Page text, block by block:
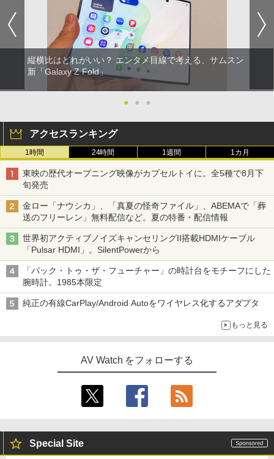
縦横比はどれがいい？ エンタメ目線で考える、サムスン
新「Galaxy Z Fold」
● ● ●
アクセスランキング
1時間 24時間 1週間 1カ月
東映の歴代オープニング映像がカプセルトイに。全5種で8月下
旬発売
金ロー「ナウシカ」、「真夏の怪奇ファイル」、ABEMAで「葬
送のフリーレン」無料配信など。夏の特番・配信情報
世界初アクティブノイズキャンセリングII搭載HDMIケーブル
「Pulsar HDMI」。SilentPowerから
「バック・トゥ・ザ・フューチャー」の時計台をモチーフにした
腕時計。1985本限定
純正の有線CarPlay/Android Autoをワイヤレス化するアダプタ
もっと見る
AV Watch をフォローする
Special Site